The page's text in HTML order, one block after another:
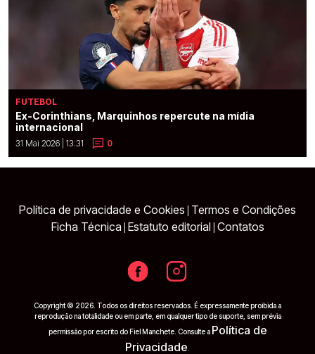
FUTEBOL
Ex-Corinthians, Marquinhos repercute na mídia
internacional
31 Mai 2026 | 13:31 0
Política de privacidade e Cookies Termos e Condições
Ficha Técnica Estatuto editorial Contatos
Copyright © 2026. Todos os direitos reservados. É expressamente proibida a
reprodução na totalidade ou em parte, em qualquer tipo de suporte, sem prévia
permissão por escrito do Fiel Manchete. Consulte a Política de
Privacidade